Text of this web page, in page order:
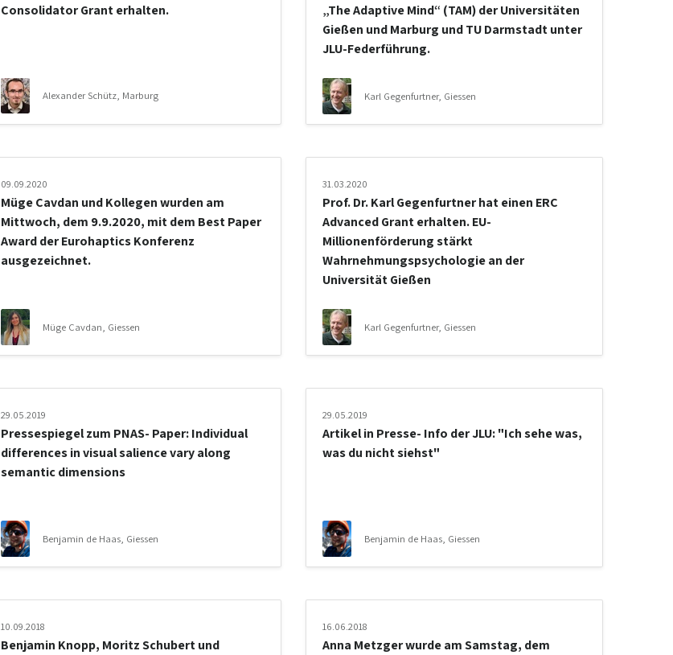
Consolidator Grant erhalten.
Alexander Schütz, Marburg
„The Adaptive Mind“ (TAM) der Universitäten
Gießen und Marburg und TU Darmstadt unter
JLU-Federführung.
Karl Gegenfurtner, Giessen
09.09.2020
Müge Cavdan und Kollegen wurden am
Mittwoch, dem 9.9.2020, mit dem Best Paper
Award der Eurohaptics Konferenz
ausgezeichnet.
Müge Cavdan, Giessen
31.03.2020
Prof. Dr. Karl Gegenfurtner hat einen ERC
Advanced Grant erhalten. EU-
Millionenförderung stärkt
Wahrnehmungspsychologie an der
Universität Gießen
Karl Gegenfurtner, Giessen
29.05.2019
Pressespiegel zum PNAS- Paper: Individual
differences in visual salience vary along
semantic dimensions
Benjamin de Haas, Giessen
29.05.2019
Artikel in Presse- Info der JLU: "Ich sehe was,
was du nicht siehst"
Benjamin de Haas, Giessen
10.09.2018
Benjamin Knopp, Moritz Schubert und
16.06.2018
Anna Metzger wurde am Samstag, dem